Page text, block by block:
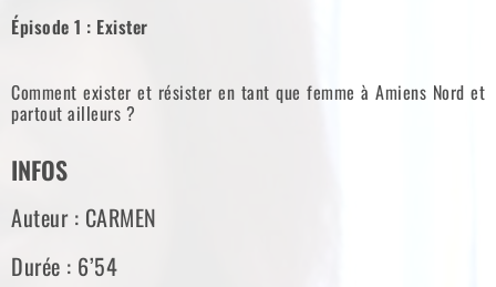
Épisode 1 : Exister
Comment exister et résister en tant que femme à Amiens Nord et
partout ailleurs ?
INFOS
Auteur : CARMEN
Durée : 6’54